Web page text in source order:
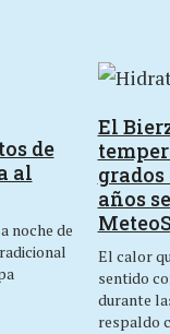
de
al
noche de
El
años
El calor
sentido
durante
respaldo